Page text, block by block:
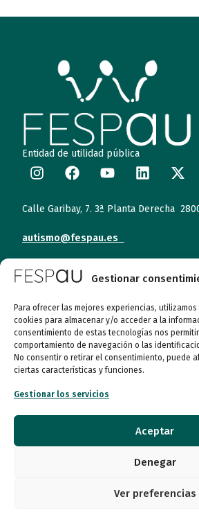
Gestionar
Para ofrecer las mejores experiencias,
cookies para almacenar y/o acceder a la
consentimiento de estas tecnologías nos
comportamiento de navegación o las
No consentir o retirar el consentimiento, puede
ciertas características y funciones.
Gestionar los servicios
Aceptar
Denegar
Ver preferencias
Entidad de utilidad pública
Calle Garibay, 7. 3ª Planta Derecha
autismo@fespau.es
Tlf.: 91 290 58 06
Atención al Público
Lunes a miércoles
09:00 a 16:00
09:00 a 16:00